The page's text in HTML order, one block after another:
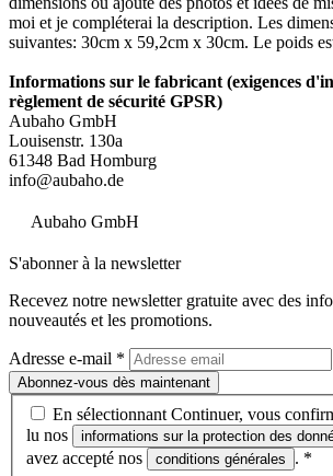
moi et je compléterai la description. Les
suivantes: 30cm x 59,2cm x 30cm. Le poids
Informations sur le fabricant (exigences
règlement de sécurité GPSR)
Aubaho GmbH
Louisenstr. 130a
61348 Bad Homburg
info@aubaho.de
Aubaho GmbH
S'abonner à la newsletter
Recevez notre newsletter gratuite avec des
nouveautés et les promotions.
Adresse e-mail *
Abonnez-vous dès maintenant
En sélectionnant Continuer, vous
lu nos
informations sur la protection des
avez accepté nos
conditions générales . *